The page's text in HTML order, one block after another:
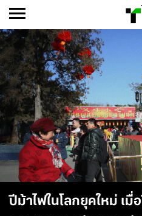
ปีม้าไฟในโลกยุคใหม่ เ
-ก